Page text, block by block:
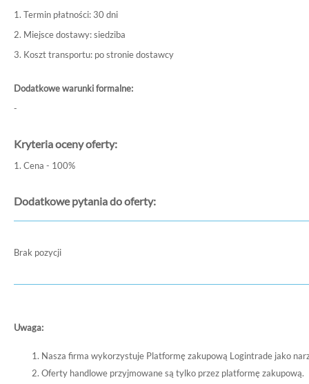
1. Termin płatności: 30 dni
2. Miejsce dostawy: siedziba
3. Koszt transportu: po stronie dostawcy
Dodatkowe warunki formalne:
-
Kryteria oceny oferty:
1. Cena - 100%
Dodatkowe pytania do oferty:
Brak pozycji
Uwaga:
Nasza firma wykorzystuje Platformę zakupową Logintrade jako
Oferty handlowe przyjmowane są tylko przez platformę zakupową.